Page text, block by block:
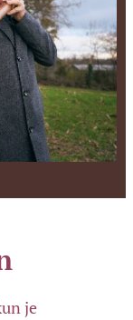
je